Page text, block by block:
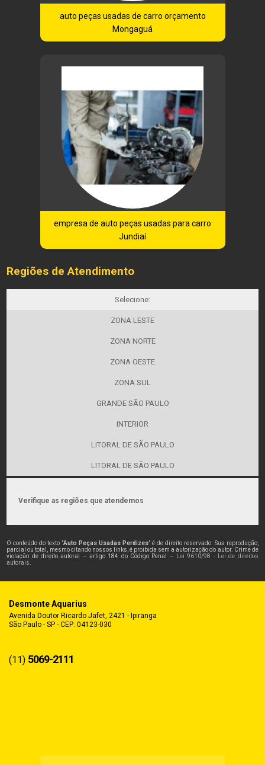
auto peças usadas de carro orçamento
Mongaguá
empresa de auto peças usadas para carro
Jundiaí
Regiões de Atendimento
Selecione:
ZONA LESTE
ZONA NORTE
ZONA OESTE
ZONA SUL
GRANDE SÃO PAULO
INTERIOR
LITORAL DE SÃO PAULO
LITORAL DE SÃO PAULO
Verifique as regiões que atendemos
O conteúdo do texto "Auto Peças Usadas Perdizes" é de direito reservado. Sua reprodução,
parcial ou total, mesmo citando nossos links, é proibida sem a autorização do autor. Crime de
violação de direito autoral – artigo 184 do Código Penal –
Lei 9610/98 - Lei de direitos
autorais.
Desmonte Aquarius
Avenida Doutor Ricardo Jafet, 2421 - Ipiranga
São Paulo - SP - CEP: 04123-030
(11) 5069-2111